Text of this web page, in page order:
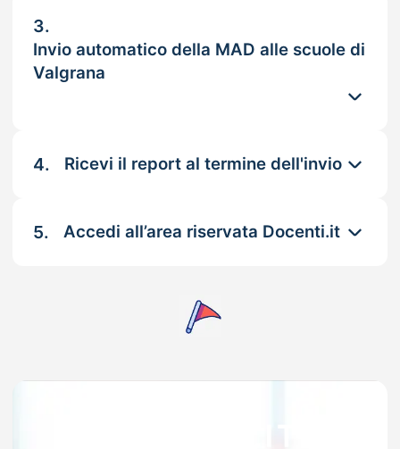
3.
Invio automatico della MAD alle scuole di
Valgrana
4. Ricevi il report al termine dell'invio
5. Accedi all’area riservata Docenti.it